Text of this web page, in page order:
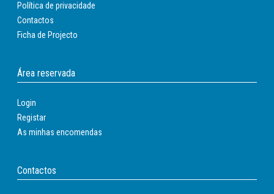
Política de privacidade
Contactos
Ficha de Projecto
Área reservada
Login
Registar
As minhas encomendas
Contactos